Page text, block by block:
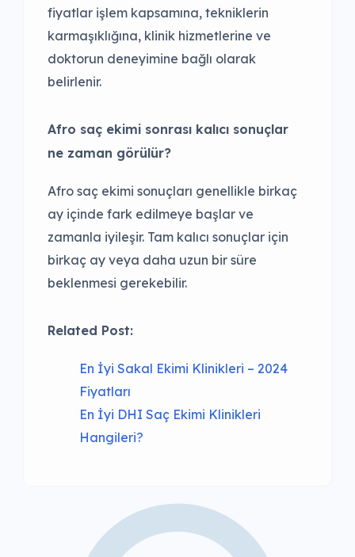
fiyatlar işlem kapsamına, tekniklerin
karmaşıklığına, klinik hizmetlerine ve
doktorun deneyimine bağlı olarak
belirlenir.
Afro saç ekimi sonrası kalıcı sonuçlar
ne zaman görülür?
Afro saç ekimi sonuçları genellikle birkaç
ay içinde fark edilmeye başlar ve
zamanla iyileşir. Tam kalıcı sonuçlar için
birkaç ay veya daha uzun bir süre
beklenmesi gerekebilir.
Related Post:
En İyi Sakal Ekimi Klinikleri – 2024
Fiyatları
En İyi DHI Saç Ekimi Klinikleri
Hangileri?